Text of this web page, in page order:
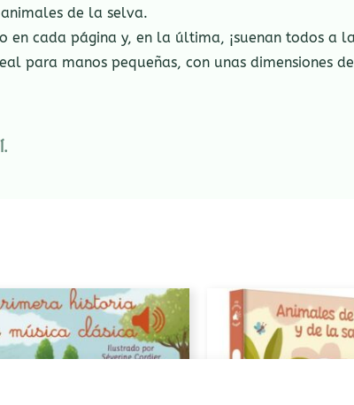
de la selva.
en cada página y, en la última, ¡suenan todos a
para manos pequeñas, con unas dimensiones